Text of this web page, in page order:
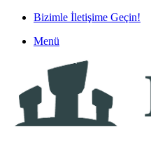
Bizimle İletişime Geçin!
Menü